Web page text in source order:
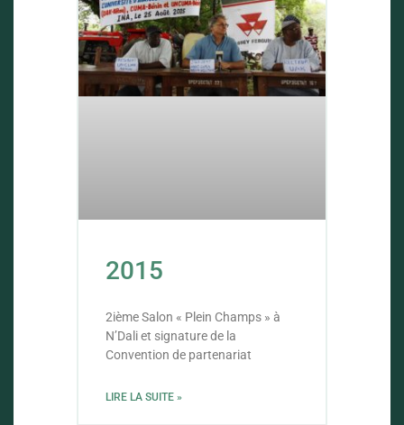
2015
2ième Salon « Plein Champs » à
N’Dali et signature de la
Convention de partenariat
LIRE LA SUITE »